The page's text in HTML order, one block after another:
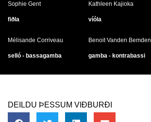
Sophie Gent
fiðla
Kathleen Kajioka
víóla
Mélisande Corriveau
selló - bassagamba
Benoit Vanden Bemden
gamba - kontrabassi
DEILDU ÞESSUM VIÐBURÐI